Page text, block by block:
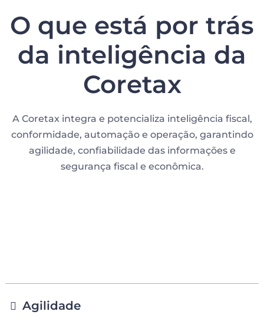
O que está por trás
da inteligência da
Coretax
A Coretax integra e potencializa inteligência fiscal,
conformidade, automação e operação, garantindo
agilidade, confiabilidade das informações e
segurança fiscal e econômica.
Agilidade